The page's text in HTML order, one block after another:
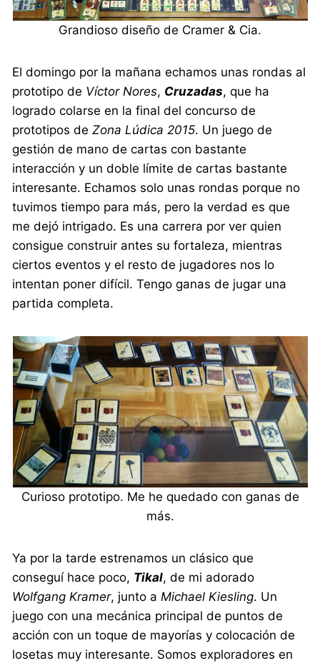
Grandioso diseño de Cramer & Cia.
El domingo por la mañana echamos unas rondas al
prototipo de Víctor Nores, Cruzadas, que ha
logrado colarse en la final del concurso de
prototipos deZona Lúdica 2015. Un juego de
gestión de mano de cartas con bastante
interacción y un doble límite de cartas bastante
interesante. Echamos solo unas rondas porque no
tuvimos tiempo para más, pero la verdad es que
me dejó intrigado. Es una carrera por ver quien
consigue construir antes su fortaleza, mientras
ciertos eventos y el resto de jugadores nos lo
intentan poner difícil. Tengo ganas de jugar una
partida completa.
Curioso prototipo. Me he quedado con ganas de
más.
Ya por la tarde estrenamos un clásico que
conseguí hace poco, Tikal, de mi adorado
Wolfgang Kramer, junto aMichael Kiesling. Un
juego con una mecánica principal de puntos de
acción con un toque de mayorías y colocación de
losetas muy interesante. Somos exploradores en